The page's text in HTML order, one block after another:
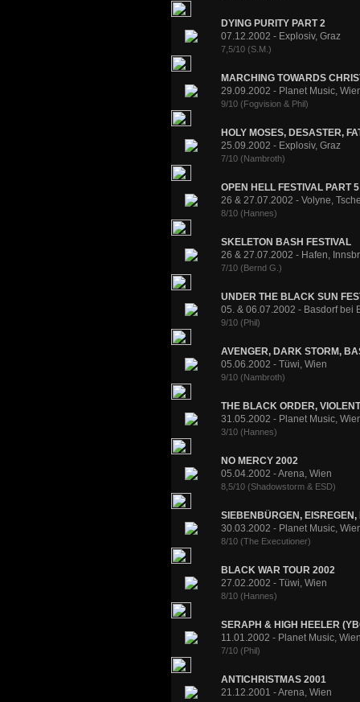
DYING PURITY PART 2
07.12.2002 - Explosiv, Graz
7,5/10 (S.M.)
MARCHING TOWARDS
29.09.2002 - Planet Music,
9/10 (Fogvision & Phil)
HOLY MOSES, DESASTER,
25.09.2002 - Explosiv, Graz
7/10 (Nambroth)
OPEN HELL FESTIVAL PART 5
26 & 27.07.2002 - Volyne,
8/10 (Hannes)
SKELETON BASH FESTIVAL
26 & 27.07.2002 - Hafen,
7/10 (Bernd G.)
UNDER THE BLACK SUN
05. & 06.07.2002 - Basdorf bei
9/10 (Phil)
AVENGER, DARK STORM,
05.06.2002 - Tüwi, Wien
9/10 (Nambroth)
THE BLACK ORDER,
31.05.2002 - Planet Music,
3/10 (Hannes)
NO MERCY 2002
05.04.2002 - Arena, Wien
8,5/10 (Shadowstorm & ESD)
SIEBENBÜRGEN, EISREGEN,
30.03.2002 - Planet Music,
8/10 (The Executioner)
BLACK WAR TOUR 2002
27.02.2002 - Tüwi, Wien
8/10 (Hannes)
SERAPH & HIGH HEELER
11.01.2002 - Planet Music,
7/10 (Phil)
ANTICHRISTMAS 2001
21.12.2001 - Arena, Wien